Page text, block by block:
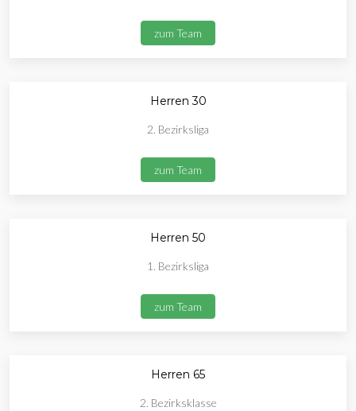
zum Team
Herren 30
2. Bezirksliga
zum Team
Herren 50
1. Bezirksliga
zum Team
Herren 65
2. Bezirksklasse